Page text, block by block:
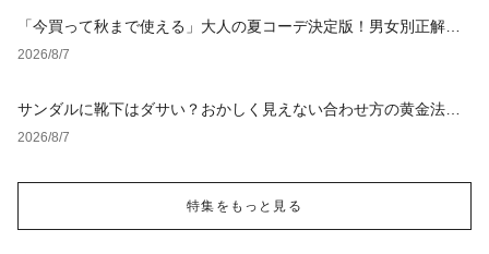
「今買って秋まで使える」大人の夏コーデ決定版！男女別正解ス
タイルとNGな着こなし
2026/8/7
サンダルに靴下はダサい？おかしく見えない合わせ方の黄金法則
と男女別おすすめコーデ
2026/8/7
特集をもっと見る